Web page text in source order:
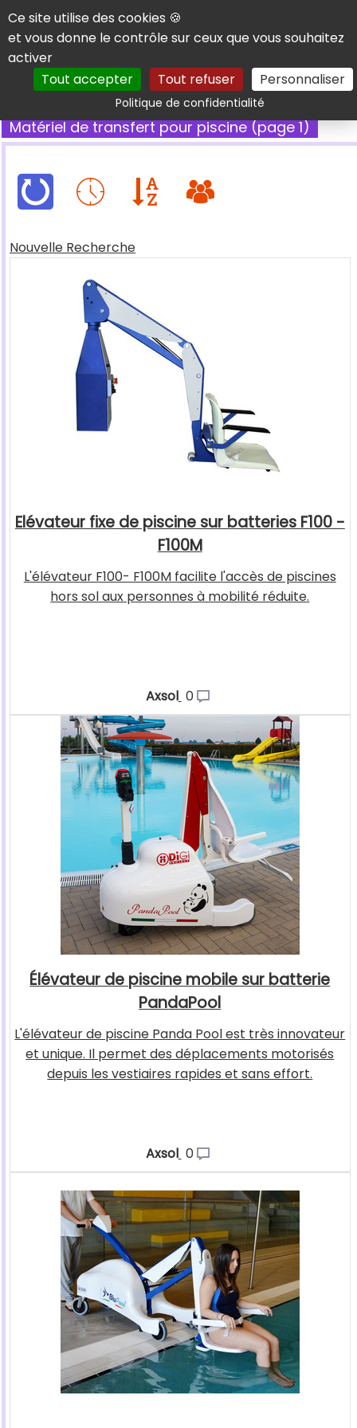
Panneau de gestion des cookies
Ce site utilise des cookies 🍪
et vous donne le contrôle sur ceux que vous souhaitez
activer
Tout accepter
Tout refuser Personnaliser
Politique de confidentialitéRechercher
Matériel de transfert pour piscine (page 1)
Nouvelle Recherche
Elévateur fixe de piscine sur batteries F100 -
F100M
L'élévateur F100- F100M facilite l'accès de piscines
hors sol aux personnes à mobilité réduite.
Axsol 0
Élévateur de piscine mobile sur batterie
PandaPool
L'élévateur de piscine Panda Pool est très innovateur
et unique. Il permet des déplacements motorisés
depuis les vestiaires rapides et sans effort.
Axsol 0